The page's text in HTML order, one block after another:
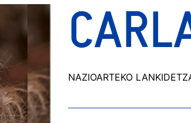
NAZIOARTEKO